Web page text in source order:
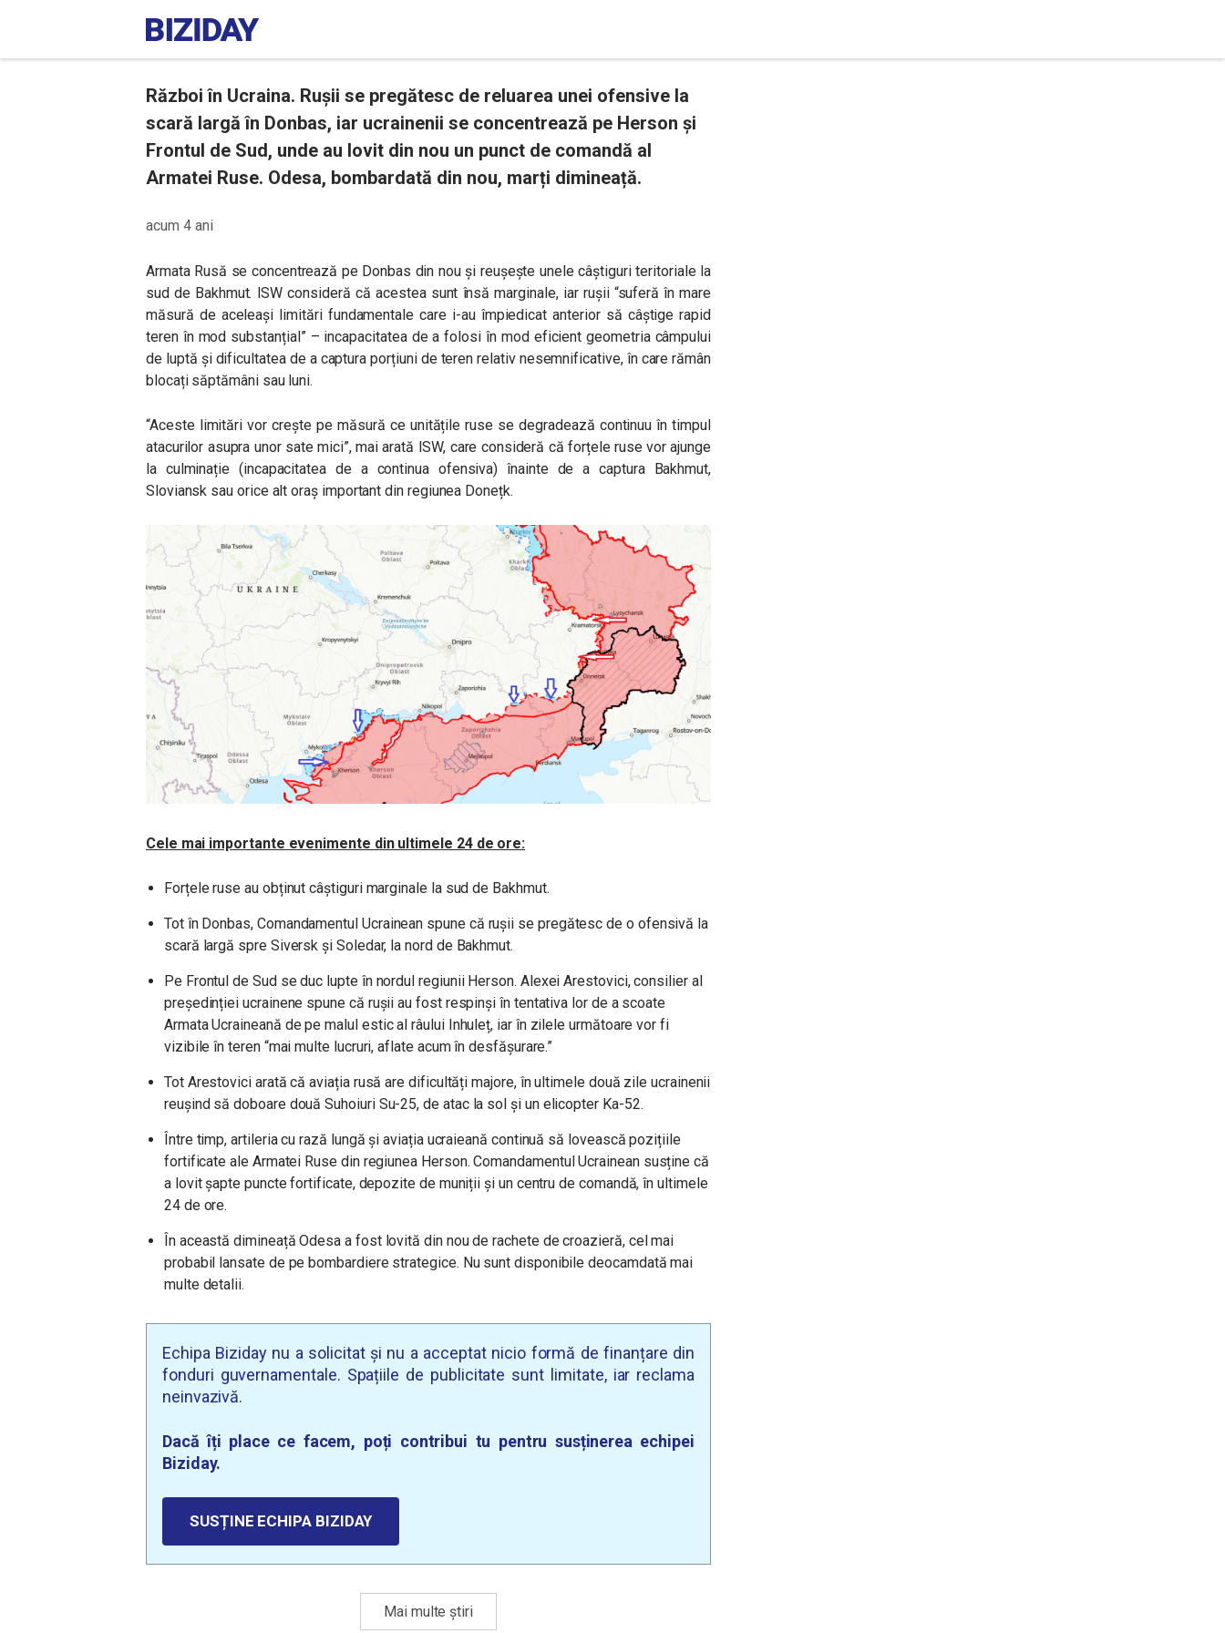
Război în Ucraina. Rușii se pregătesc de reluarea unei ofensive la
scară largă în Donbas, iar ucrainenii se concentrează pe Herson și
Frontul de Sud, unde au lovit din nou un punct de comandă al
Armatei Ruse. Odesa, bombardată din nou, marți dimineață.
acum 4 ani
Armata Rusă se concentrează pe Donbas din nou și reușește unele câștiguri teritoriale la
sud de Bakhmut. ISW consideră că acestea sunt însă marginale, iar rușii “suferă în mare
măsură de aceleași limitări fundamentale care i-au împiedicat anterior să câștige rapid
teren în mod substanțial” – incapacitatea de a folosi în mod eficient geometria câmpului
de luptă și dificultatea de a captura porțiuni de teren relativ nesemnificative, în care rămân
blocați săptămâni sau luni.
“Aceste limitări vor crește pe măsură ce unitățile ruse se degradează continuu în timpul
atacurilor asupra unor sate mici”, mai arată ISW, care consideră că forțele ruse vor ajunge
la culminație (incapacitatea de a continua ofensiva) înainte de a captura Bakhmut,
Sloviansk sau orice alt oraș important din regiunea Donețk.
Cele mai importante evenimente din ultimele 24 de ore:
Forțele ruse au obținut câștiguri marginale la sud de Bakhmut.
Tot în Donbas, Comandamentul Ucrainean spune că rușii se pregătesc de o ofensivă la
scară largă spre Siversk și Soledar, la nord de Bakhmut.
Pe Frontul de Sud se duc lupte în nordul regiunii Herson. Alexei Arestovici, consilier al
președinției ucrainene spune că rușii au fost respinși în tentativa lor de a scoate
Armata Ucraineană de pe malul estic al râului Inhuleț, iar în zilele următoare vor fi
vizibile în teren “mai multe lucruri, aflate acum în desfășurare.”
Tot Arestovici arată că aviația rusă are dificultăți majore, în ultimele două zile ucrainenii
reușind să doboare două Suhoiuri Su-25, de atac la sol și un elicopter Ka-52.
Între timp, artileria cu rază lungă și aviația ucraieană continuă să lovească pozițiile
fortificate ale Armatei Ruse din regiunea Herson. Comandamentul Ucrainean susține că
a lovit șapte puncte fortificate, depozite de muniții și un centru de comandă, în ultimele
24 de ore.
În această dimineață Odesa a fost lovită din nou de rachete de croazieră, cel mai
probabil lansate de pe bombardiere strategice. Nu sunt disponibile deocamdată mai
multe detalii.
Echipa Biziday nu a solicitat și nu a acceptat nicio formă de finanțare din
fonduri guvernamentale. Spațiile de publicitate sunt limitate, iar reclama
neinvazivă.
Dacă îți place ce facem, poți contribui tu pentru susținerea echipei
Biziday.
SUSȚINE ECHIPA BIZIDAY
Mai multe știri